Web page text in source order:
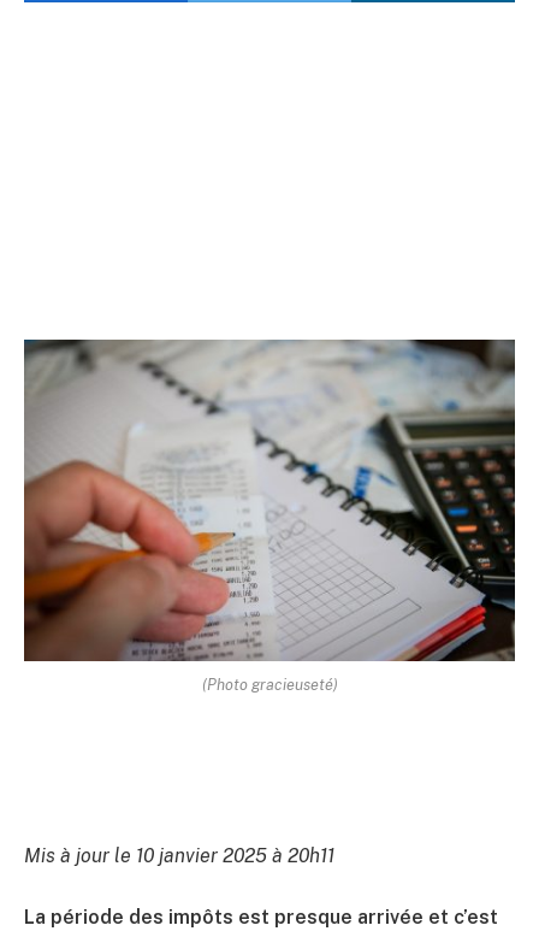
(Photo gracieuseté)
Mis à jour le 10 janvier 2025 à 20h11
La période des impôts est presque arrivée et c’est